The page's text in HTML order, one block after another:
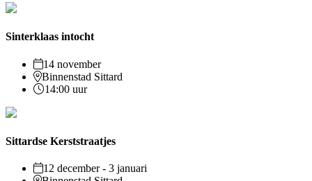
Sinterklaas intocht
14 november
Binnenstad Sittard
14:00 uur
Sittardse Kerststraatjes
12 december - 3 januari